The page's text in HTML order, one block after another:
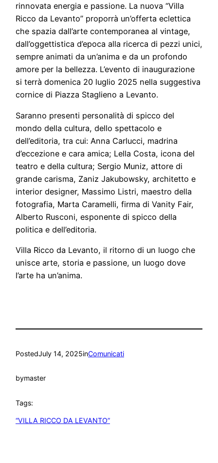
rinnovata energia e passione. La nuova “Villa
Ricco da Levanto” proporrà un’offerta eclettica
che spazia dall’arte contemporanea al vintage,
dall’oggettistica d’epoca alla ricerca di pezzi unici,
sempre animati da un’anima e da un profondo
amore per la bellezza. L’evento di inaugurazione
si terrà domenica 20 luglio 2025 nella suggestiva
cornice di Piazza Staglieno a Levanto.
Saranno presenti personalità di spicco del
mondo della cultura, dello spettacolo e
dell’editoria, tra cui: Anna Carlucci, madrina
d’eccezione e cara amica; Lella Costa, icona del
teatro e della cultura; Sergio Muniz, attore di
grande carisma, Zaniz Jakubowsky, architetto e
interior designer, Massimo Listri, maestro della
fotografia, Marta Caramelli, firma di Vanity Fair,
Alberto Rusconi, esponente di spicco della
politica e dell’editoria.
Villa Ricco da Levanto, il ritorno di un luogo che
unisce arte, storia e passione, un luogo dove
l’arte ha un’anima.
PostedJuly 14, 2025inComunicati
bymaster
Tags:
“VILLA RICCO DA LEVANTO”